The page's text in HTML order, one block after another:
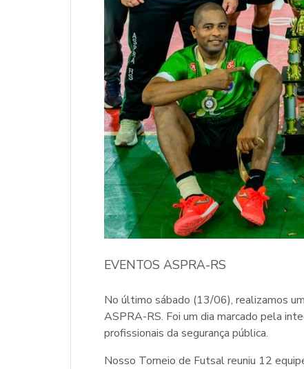
EVENTOS ASPRA-RS
No último sábado (13/06), realizamos
ASPRA-RS. Foi um dia marcado pela
profissionais da segurança pública.
Nosso Torneio de Futsal reuniu 12